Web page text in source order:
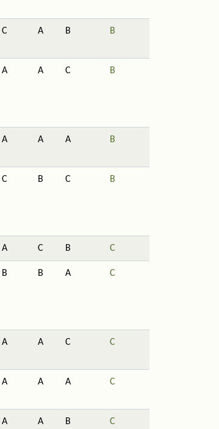
C A B B
A A C B
A A A B
C B C B
A C B C
B B A C
A A C C
A A A C
A A B C